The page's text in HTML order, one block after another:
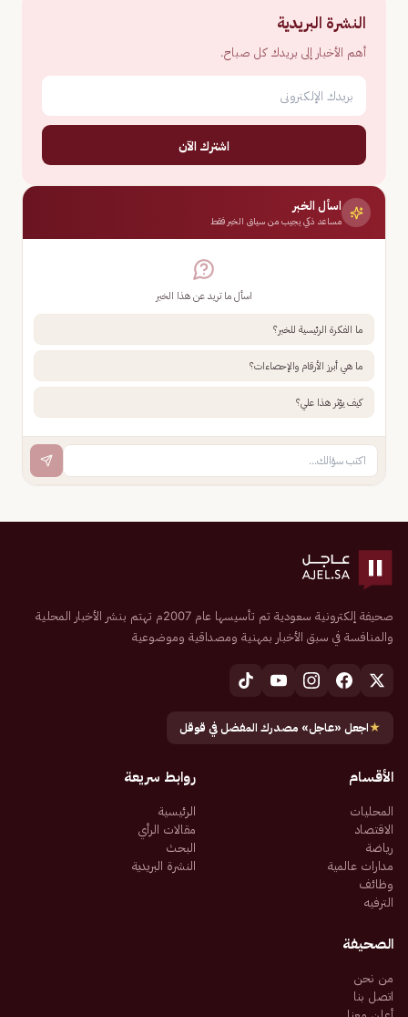
النشرة البريدية
أهم الأخبار إلى بريدك كل صباح.
اشترك الآن
اسأل الخبر
مساعد ذكي يجيب من سياق الخبر فقط
اسأل ما تريد عن هذا الخبر
ما الفكرة الرئيسية للخبر؟
ما هي أبرز الأرقام والإحصاءات؟
كيف يؤثر هذا علي؟
صحيفة إلكترونية سعودية تم تأسيسها عام 2007م تهتم بنشر الأخبار المحلية
والمنافسة في سبق الأخبار بمهنية ومصداقية وموضوعية
★اجعل «عاجل» مصدرك المفضل في قوقل
الأقسام
المحليات
الاقتصاد
رياضة
مدارات عالمية
وظائف
الترفيه
روابط سريعة
الرئيسية
مقالات الرأي
البحث
النشرة البريدية
الصحيفة
من نحن
اتصل بنا